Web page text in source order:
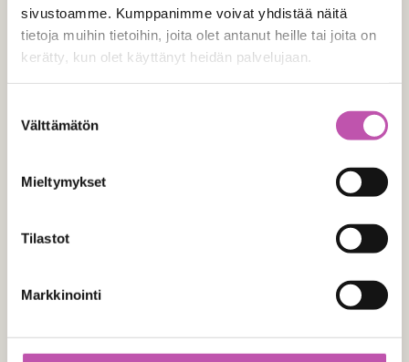
sivustoamme. Kumppanimme voivat yhdistää näitä
tietoja muihin tietoihin, joita olet antanut heille tai joita on
kerätty, kun olet käyttänyt heidän palvelujaan.
valinta
Välttämätön
Mieltymykset
Tilastot
Markkinointi